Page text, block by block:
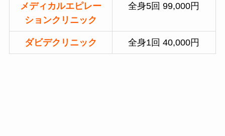
メディカルエピレー
ションクリニック
全身5回 99,000円
ダビデクリニック 全身1回 40,000円